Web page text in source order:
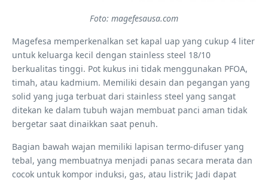
Foto: magefesausa.com
Magefesa memperkenalkan set kapal uap yang cukup 4 liter
untuk keluarga kecil dengan stainless steel 18/10
berkualitas tinggi. Pot kukus ini tidak menggunakan PFOA,
timah, atau kadmium. Memiliki desain dan pegangan yang
solid yang juga terbuat dari stainless steel yang sangat
ditekan ke dalam tubuh wajan membuat panci aman tidak
bergetar saat dinaikkan saat penuh.
Bagian bawah wajan memiliki lapisan termo-difuser yang
tebal, yang membuatnya menjadi panas secara merata dan
cocok untuk kompor induksi, gas, atau listrik; Jadi dapat